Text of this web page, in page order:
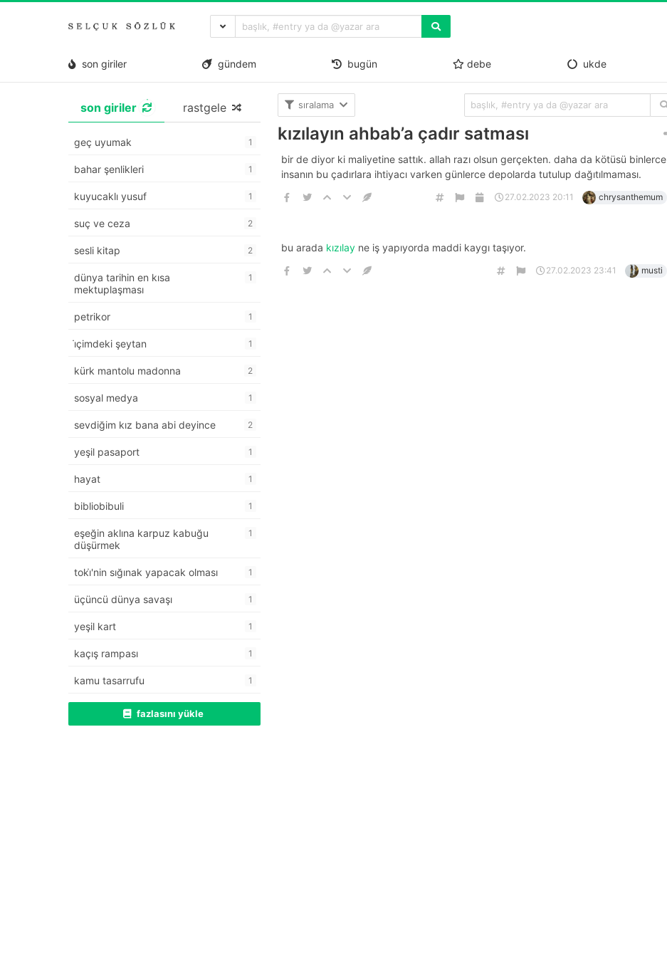
son giriler gündem bugün debe ukde
son giriler rastgele
geç uyumak 1
bahar şenlikleri 1
kuyucaklı yusuf 1
suç ve ceza 2
sesli kitap 2
dünya tarihin en kısa
mektuplaşması
1
petrikor 1
i̇çimdeki şeytan 1
kürk mantolu madonna 2
sosyal medya 1
sevdiğim kız bana abi deyince 2
yeşil pasaport 1
hayat 1
bibliobibuli 1
eşeğin aklına karpuz kabuğu
düşürmek
1
toki̇'nin sığınak yapacak olması 1
üçüncü dünya savaşı 1
yeşil kart 1
kaçış rampası 1
kamu tasarrufu 1
fazlasını yükle
sıralama
kızılayın ahbab’a çadır satması
bir de diyor ki maliyetine sattık. allah razı olsun gerçekten. daha da kötüsü binlerce
insanın bu çadırlara ihtiyacı varken günlerce depolarda tutulup dağıtılmaması.
27.02.2023 20:11 chrysanthemum
bu arada kızılay ne iş yapıyorda maddi kaygı taşıyor.
27.02.2023 23:41 musti